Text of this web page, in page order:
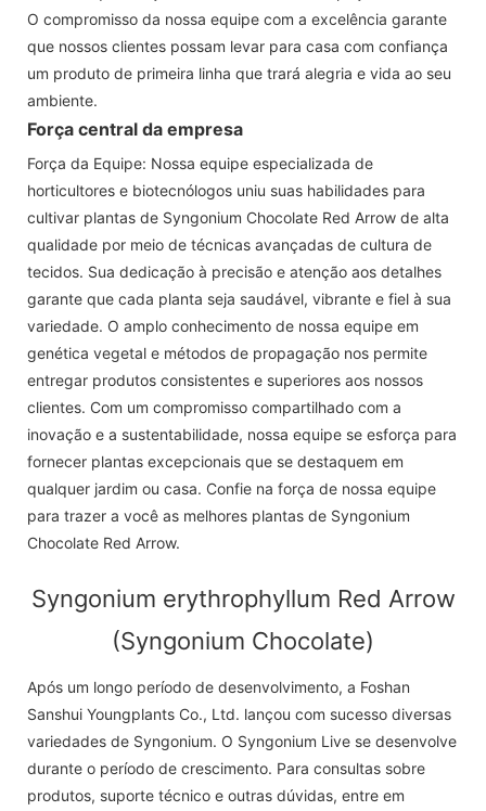
O compromisso da nossa equipe com a excelência garante
que nossos clientes possam levar para casa com confiança
um produto de primeira linha que trará alegria e vida ao seu
ambiente.
Força central da empresa
Força da Equipe: Nossa equipe especializada de
horticultores e biotecnólogos uniu suas habilidades para
cultivar plantas de Syngonium Chocolate Red Arrow de alta
qualidade por meio de técnicas avançadas de cultura de
tecidos. Sua dedicação à precisão e atenção aos detalhes
garante que cada planta seja saudável, vibrante e fiel à sua
variedade. O amplo conhecimento de nossa equipe em
genética vegetal e métodos de propagação nos permite
entregar produtos consistentes e superiores aos nossos
clientes. Com um compromisso compartilhado com a
inovação e a sustentabilidade, nossa equipe se esforça para
fornecer plantas excepcionais que se destaquem em
qualquer jardim ou casa. Confie na força de nossa equipe
para trazer a você as melhores plantas de Syngonium
Chocolate Red Arrow.
Syngonium erythrophyllum Red Arrow
(Syngonium Chocolate)
Após um longo período de desenvolvimento, a Foshan
Sanshui Youngplants Co., Ltd. lançou com sucesso diversas
variedades de Syngonium. O Syngonium Live se desenvolve
durante o período de crescimento. Para consultas sobre
produtos, suporte técnico e outras dúvidas, entre em